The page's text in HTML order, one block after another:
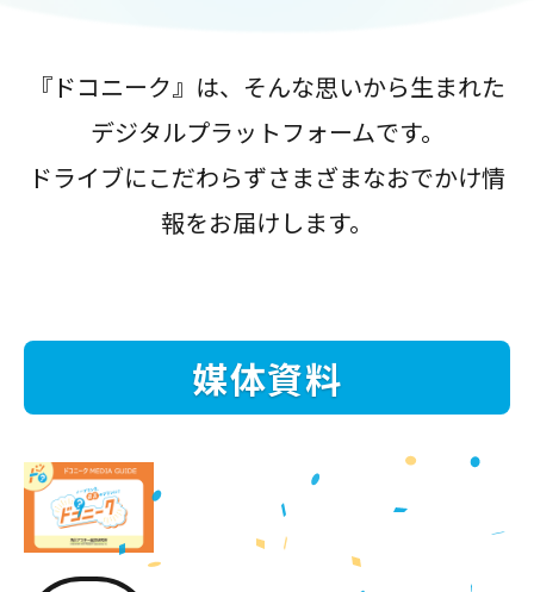
『ドコニーク』は、そんな思いから生まれた
デジタルプラットフォームです。
ドライブにこだわらずさまざまなおでかけ情
報をお届けします。
媒体資料